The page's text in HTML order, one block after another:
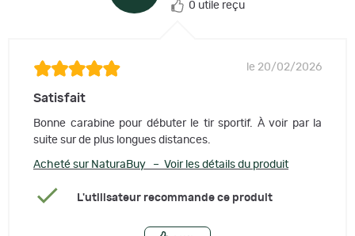
0 utile reçu
le 20/02/2026
Satisfait
Bonne carabine pour débuter le tir sportif. À voir par la
suite sur de plus longues distances.
Acheté sur NaturaBuy – Voir les détails du produit
L'utilisateur recommande ce produit